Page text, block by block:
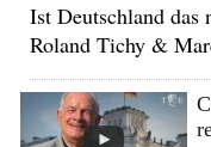
Ist Deutschland das
Roland Tichy &